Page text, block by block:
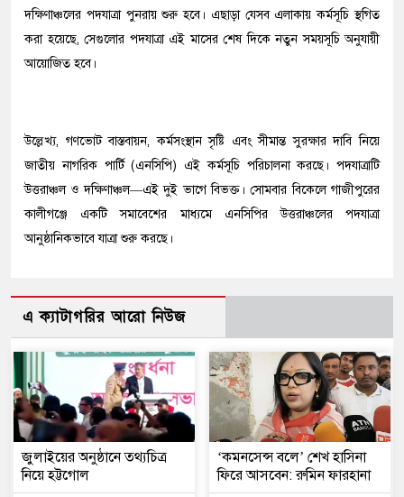
দক্ষিণাঞ্চলের পদযাত্রা পুনরায় শুরু হবে। এছাড়া যেসব এলাকায় কর্মসূচি স্থগিত
করা হয়েছে, সেগুলোর পদযাত্রা এই মাসের শেষ দিকে নতুন সময়সূচি অনুযায়ী
আয়োজিত হবে।
উল্লেখ্য, গণভোট বাস্তবায়ন, কর্মসংস্থান সৃষ্টি এবং সীমান্ত সুরক্ষার দাবি নিয়ে
জাতীয় নাগরিক পার্টি (এনসিপি) এই কর্মসূচি পরিচালনা করছে। পদযাত্রাটি
উত্তরাঞ্চল ও দক্ষিণাঞ্চল—এই দুই ভাগে বিভক্ত। সোমবার বিকেলে গাজীপুরের
কালীগঞ্জে একটি সমাবেশের মাধ্যমে এনসিপির উত্তরাঞ্চলের পদযাত্রা
আনুষ্ঠানিকভাবে যাত্রা শুরু করছে।
এ ক্যাটাগরির আরো নিউজ
জুলাইয়ের অনুষ্ঠানে তথ্যচিত্র
নিয়ে হট্টগোল
‘কমনসেন্স বলে’ শেখ হাসিনা
ফিরে আসবেন: রুমিন ফারহানা